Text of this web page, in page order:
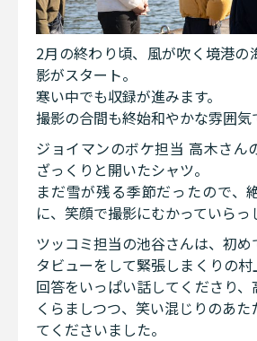
2月の終わり頃、風が吹く境港の
影がスタート。
寒い中でも収録が進みます。
撮影の合間も終始和やかな雰囲気
ジョイマンのボケ担当 高木さん
ざっくりと開いたシャツ。
まだ雪が残る季節だったので、
に、笑顔で撮影にむかっていらっ
ツッコミ担当の池谷さんは、初
タビューをして緊張しまくりの村
回答をいっぱい話してくださり
くらましつつ、笑い混じりのあ
てくださいました。